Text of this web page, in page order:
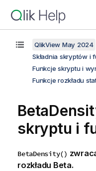
QlikView May 2024
Składnia skryptów i
Funkcje skryptu i
Funkcje rozkładu
skryptu i
BetaDensity()
rozkładu Beta.